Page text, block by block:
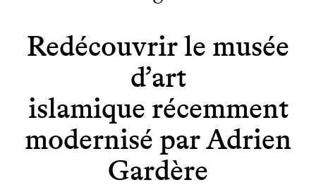
Redécouvrir le musée
d’art
islamique récemment
modernisé par Adrien
Gardère